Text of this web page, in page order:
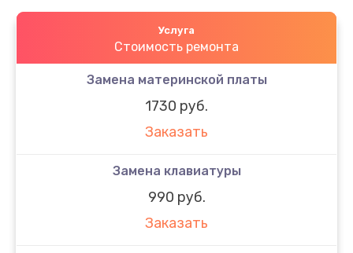
Услуга
Стоимость ремонта
Замена материнской платы
1730 руб.
Заказать
Замена клавиатуры
990 руб.
Заказать